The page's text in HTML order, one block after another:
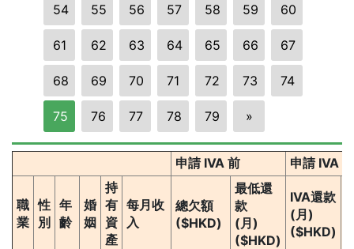
54 55 56 57 58 59 60
61 62 63 64 65 66 67
68 69 70 71 72 73 74
75 76 77 78 79 »
申請 IVA 前 申請 IVA
職
業
性
別
年
齡
婚
姻
持
有
資
產
每月收
入
總欠額
($HKD)
最低還
款
(月)
($HKD)
IVA還款
(月)
($HKD)